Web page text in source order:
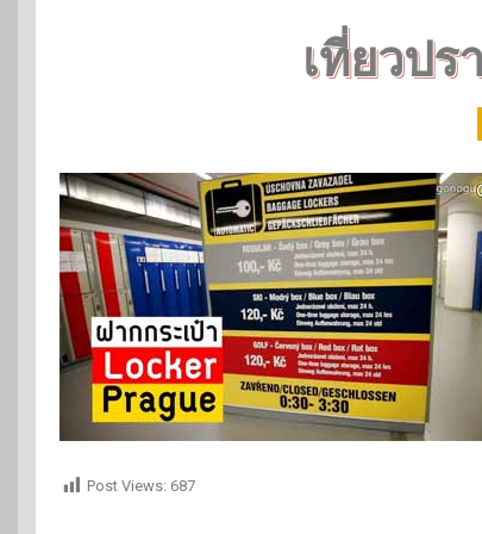
เที่ยวปร
Post Views: 687